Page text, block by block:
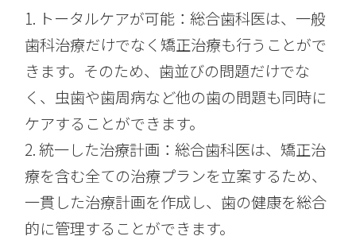
1. トータルケアが可能：総合歯科医は、一般
歯科治療だけでなく矯正治療も行うことがで
きます。そのため、歯並びの問題だけでな
く、虫歯や歯周病など他の歯の問題も同時に
ケアすることができます。
2. 統一した治療計画：総合歯科医は、矯正治
療を含む全ての治療プランを立案するため、
一貫した治療計画を作成し、歯の健康を総合
的に管理することができます。